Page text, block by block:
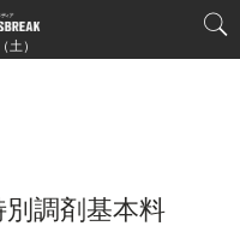
）
調剤基本料